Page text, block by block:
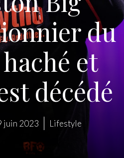
du
et
décédé
juin 2023 Lifestyle